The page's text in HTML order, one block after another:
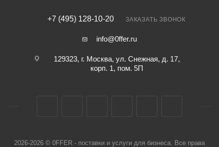
+7 (495) 128-10-20 ЗАКАЗАТЬ ЗВОНОК
info@0ffer.ru
129323, г. Москва, ул. Снежная, д. 17,
корп. 1, пом. 5П
2026-2026 © 0FFER - поставки и услуги для бизнеса. Все права